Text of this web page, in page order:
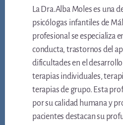
La Dra.Alba Moles es una
psicólogas infantiles de
profesional se especializa
conducta, trastornos del
dificultades en el
terapias individuales,
terapias de grupo. Esta
por su calidad humana y
pacientes destacan su